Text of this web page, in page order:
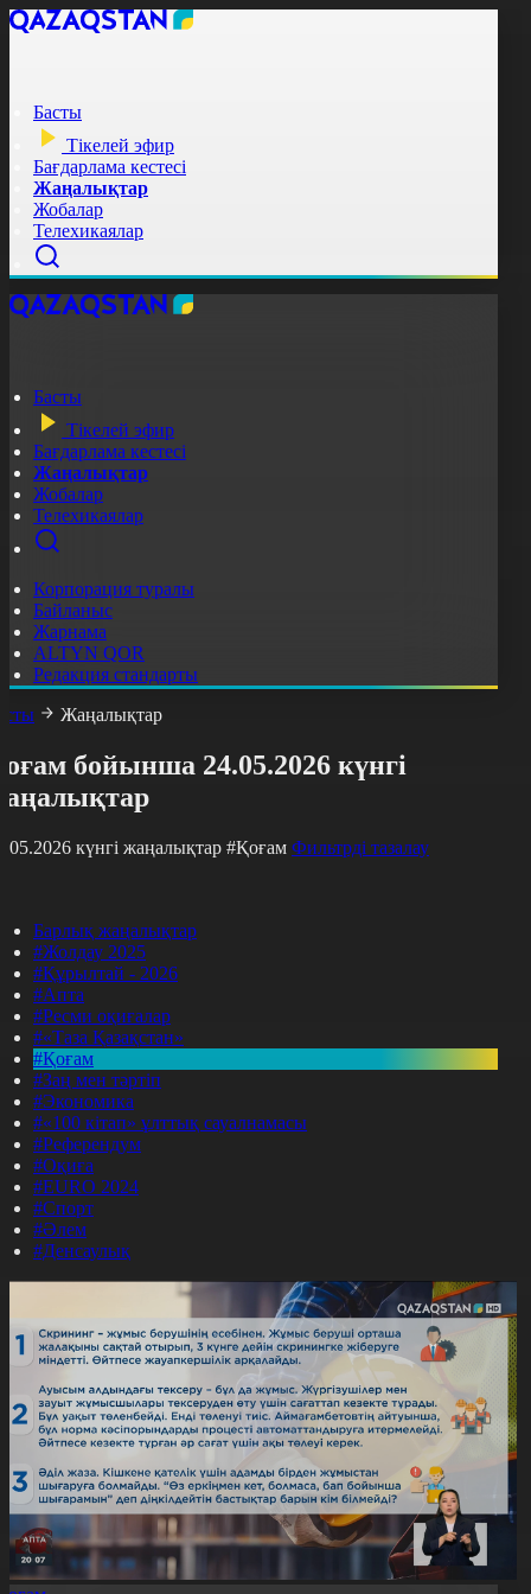
Басты
Тікелей эфир
Бағдарлама кестесі
Жаңалықтар
Жобалар
Телехикаялар
Басты
Тікелей эфир
Бағдарлама кестесі
Жаңалықтар
Жобалар
Телехикаялар
Корпорация туралы
Байланыс
Жарнама
ALTYN QOR
Редакция стандарты
Жаңалықтар
бойынша 24.05.2026 күнгі
күнгі жаңалықтар #Қоғам Фильтрді тазалау
Барлық жаңалықтар
#Жолдау 2025
#Құрылтай - 2026
#Апта
#Ресми оқиғалар
#«Таза Қазақстан»
#Қоғам
#Заң мен тәртіп
#Экономика
#«100 кітап» ұлттық сауалнамасы
#Референдум
#Оқиға
#EURO 2024
#Спорт
#Әлем
#Денсаулық